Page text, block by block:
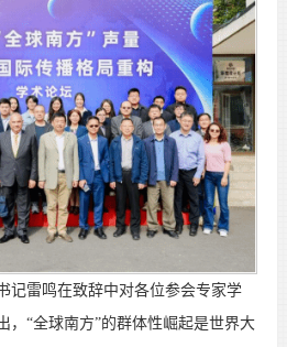
记雷鸣在致辞中对各位参会专家学
，“全球南方”的群体性崛起是世界大